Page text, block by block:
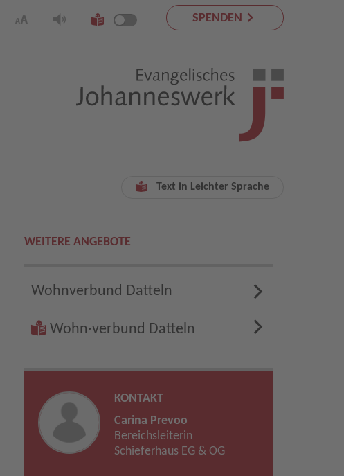
SPENDEN
Text in Leichter Sprache
WEITERE ANGEBOTE
Wohnverbund Datteln
Wohn·verbund Datteln
KONTAKT
Carina Prevoo
Bereichsleiterin
Schieferhaus EG & OG